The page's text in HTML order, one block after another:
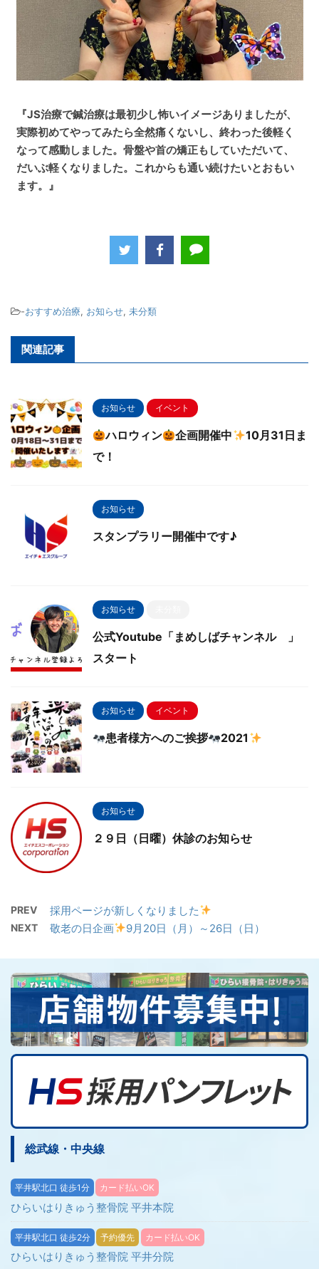
『JS治療で鍼治療は最初少し怖いイメージありましたが、
実際初めてやってみたら全然痛くないし、終わった後軽く
なって感動しました。 骨盤や首の矯正もしていただいて、
だいぶ軽くなりました。これからも通い続けたいとおもい
ます。』
-おすすめ治療, お知らせ, 未分類
関連記事
お知らせ イベント
ハロウィン 企画開催中
10月31日ま
で！
お知らせ
スタンプラリー開催中です♪
お知らせ
公式Youtube「まめしばチャンネル 」
スタート
お知らせ イベント
患者様方へのご挨拶 2021
お知らせ
２９日（日曜）休診のお知らせ
PREV 採用ページが新しくなりました
NEXT 敬老の日企画 9月20日（月）～26日（日）
総武線・中央線
平井駅北口 徒歩1分 カード払いOK
ひらいはりきゅう整骨院 平井本院
平井駅北口 徒歩2分 予約優先 カード払いOK
ひらいはりきゅう整骨院 平井分院